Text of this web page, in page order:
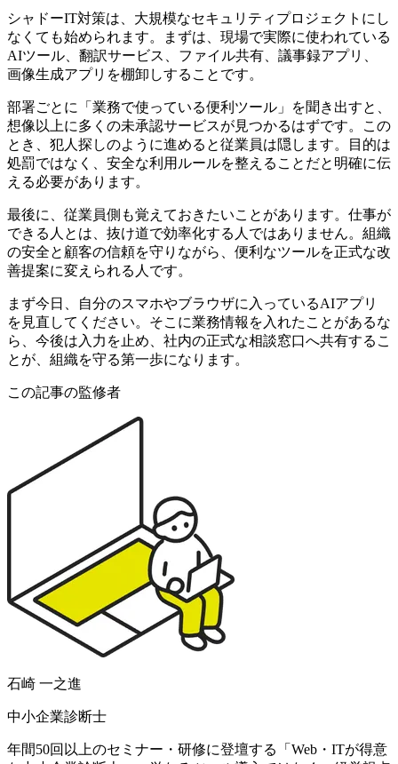
シャドーIT対策は、大規模なセキュリティプロジェクトにし
なくても始められます。まずは、現場で実際に使われている
AIツール、翻訳サービス、ファイル共有、議事録アプリ、
画像生成アプリを棚卸しすることです。
部署ごとに「業務で使っている便利ツール」を聞き出すと、
想像以上に多くの未承認サービスが見つかるはずです。この
とき、犯人探しのように進めると従業員は隠します。目的は
処罰ではなく、安全な利用ルールを整えることだと明確に伝
える必要があります。
最後に、従業員側も覚えておきたいことがあります。仕事が
できる人とは、抜け道で効率化する人ではありません。組織
の安全と顧客の信頼を守りながら、便利なツールを正式な改
善提案に変えられる人です。
まず今日、自分のスマホやブラウザに入っているAIアプリ
を見直してください。そこに業務情報を入れたことがあるな
ら、今後は入力を止め、社内の正式な相談窓口へ共有するこ
とが、組織を守る第一歩になります。
この記事の監修者
石崎 一之進
中小企業診断士
年間50回以上のセミナー・研修に登壇する「Web・ITが得意